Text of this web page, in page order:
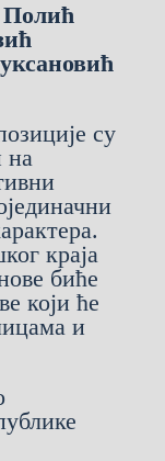
су
на
краја
биће
који ће
и